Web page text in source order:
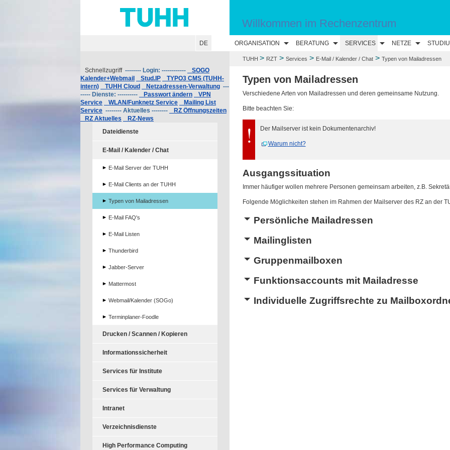
Willkommen im Rechenzentrum
DE ORGANISATION BERATUNG SERVICES NETZE
TUHH > RZT> Services > E-Mail / Kalender / Chat> Typen von Mailadressen
Typen von Mailadressen
Verschiedene Arten von Mailadressen und deren gemeinsame Nutzung.
Bitte beachten Sie:
Der Mailserver ist kein Dokumentenarchiv!
Warum nicht?
Ausgangssituation
Immer häufiger wollen mehrere Personen gemeinsam arbeiten, z.B.
Folgende Möglichkeiten stehen im Rahmen der Mailserver des RZ an der
Persönliche Mailadressen
Mailinglisten
Gruppenmailboxen
Funktionsaccounts mit Mailadresse
Individuelle Zugriffsrechte zu
Schnellzugriff -------- Login: ------------
SOGO
Kalender+Webmail
Stud.IP
TYPO3 CMS (TUHH-
intern)
TUHH Cloud Netzadressen-Verwaltung ---
----- Dienste: ----------
Passwort ändern
VPN
Service
WLAN/Funknetz Service
Mailing List
Service -------- Aktuelles --------
RZ Öffnungszeiten
RZ Aktuelles
RZ-News
Dateidienste
E-Mail / Kalender / Chat
E-Mail Server der TUHH
E-Mail Clients an der TUHH
Typen von Mailadressen
E-Mail FAQ's
E-Mail Listen
Thunderbird
Jabber-Server
Mattermost
Webmail/Kalender (SOGo)
Terminplaner-Foodle
Drucken / Scannen / Kopieren
Informationssicherheit
Services für Institute
Services für Verwaltung
Intranet
Verzeichnisdienste
High Performance Computing